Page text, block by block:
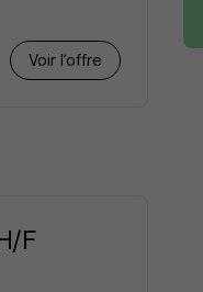
Voir l’offre
F